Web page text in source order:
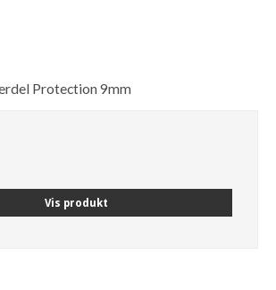
Protection 9mm
Vis produkt